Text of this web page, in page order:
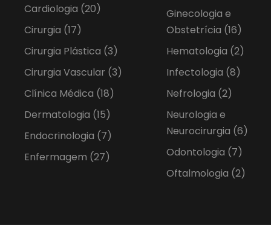
Cardiologia (20)
Cirurgia (17)
Cirurgia Plástica (3)
Cirurgia Vascular (3)
Clínica Médica (18)
Dermatologia (15)
Endocrinologia (7)
Enfermagem (27)
Ginecologia e
Obstetrícia (16)
Hematologia (2)
Infectologia (8)
Nefrologia (2)
Neurologia e
Neurocirurgia (6)
Odontologia (7)
Oftalmologia (2)